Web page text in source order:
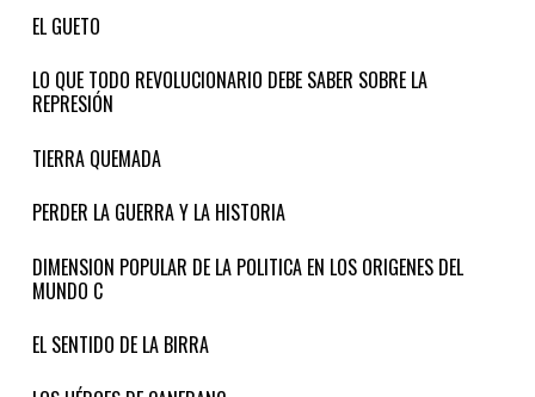
EL GUETO
LO QUE TODO REVOLUCIONARIO DEBE SABER SOBRE LA
REPRESIÓN
TIERRA QUEMADA
PERDER LA GUERRA Y LA HISTORIA
DIMENSION POPULAR DE LA POLITICA EN LOS ORIGENES DEL
MUNDO C
EL SENTIDO DE LA BIRRA